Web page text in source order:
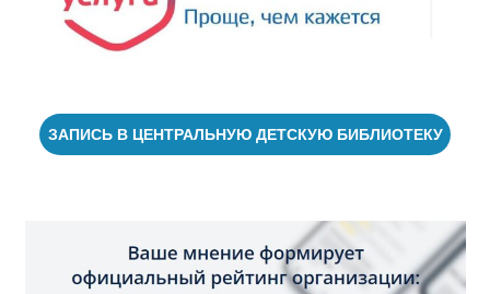
ЗАПИСЬ В ЦЕНТРАЛЬНУЮ ДЕТСКУЮ БИБЛИОТЕКУ